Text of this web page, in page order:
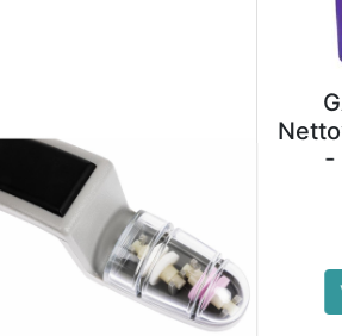
Nettoyant Sols Neutre
- Bidon de 4 L
10,89€
Voir le produit